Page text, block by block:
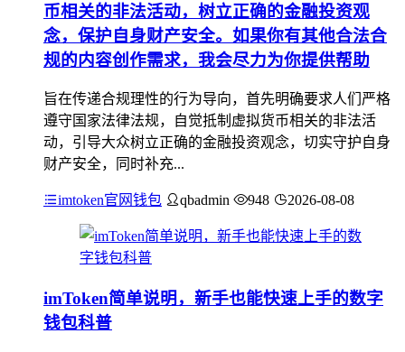
币相关的非法活动，树立正确的金融投资观
念，保护自身财产安全。如果你有其他合法合
规的内容创作需求，我会尽力为你提供帮助
旨在传递合规理性的行为导向，首先明确要求人们严格
遵守国家法律法规，自觉抵制虚拟货币相关的非法活
动，引导大众树立正确的金融投资观念，切实守护自身
财产安全，同时补充...
imtoken官网钱包 qbadmin 948 2026-08-08
imToken简单说明，新手也能快速上手的数字
钱包科普